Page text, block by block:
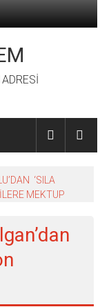
‘SILA
MEKTUP